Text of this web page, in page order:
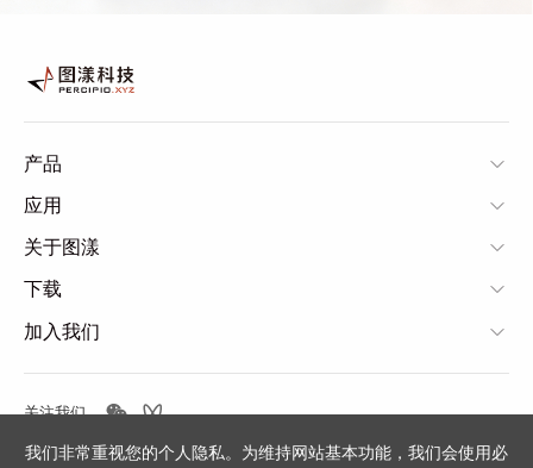
我们非常重视您的个人隐私。为维持网站基本功能，我们会使用必
产品
应用
关于图漾
下载
加入我们
关注我们